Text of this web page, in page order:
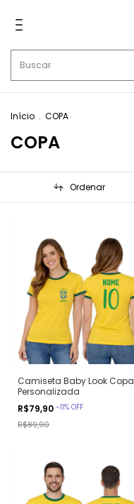
Início . COPA
COPA
Ordenar
Camiseta Baby Look Copa
Personalizada
R$79,90 -11% OFF
R$89,90